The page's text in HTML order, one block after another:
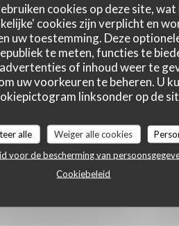
cookies op deze site,
cookies zijn verplicht en
uw toestemming. Deze
te meten, functies te
of inhoud weer te
uw voorkeuren te beheren. U
linksonder op de
alle Weiger alle cookies
voor de bescherming van
Cookiebeleid
: 5/5 Atmosfeer: 5 /5 Keuken:5/5
quasiment tout goûter !!! Nous
par la maison Rhapsody. L’accueil et
!!